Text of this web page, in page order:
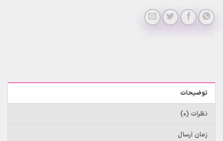
توضیحات
نظرات (0)
زمان ارسال